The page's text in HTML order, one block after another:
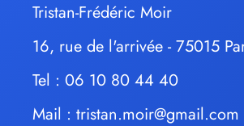
Tristan-Frédéric Moir
16, rue de l'arrivée - 75015
Tel : 06 10 80 44 40
Mail : tristan.moir@gmail.com